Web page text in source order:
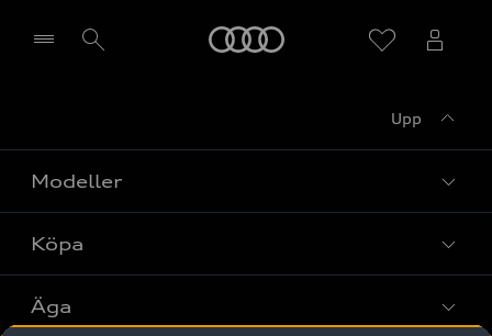
Upp
Modeller
Alla modeller
Elbilar
Köpa
Privaterbjudanden
Äga